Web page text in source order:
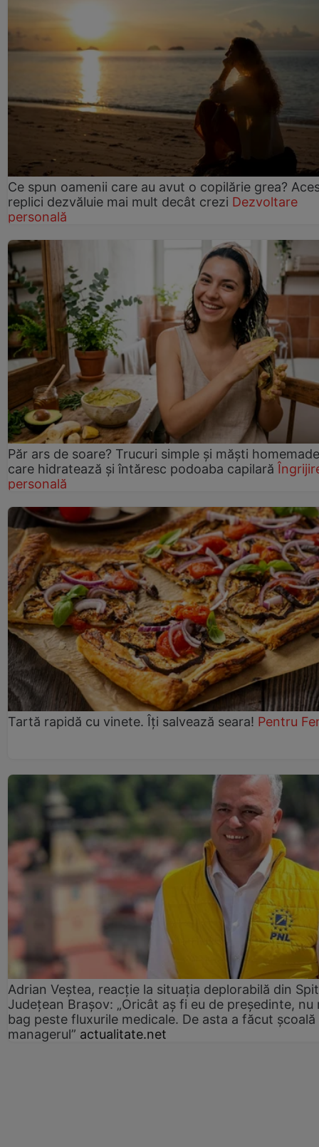
Ce spun oamenii care au avut o copilărie grea?
replici dezvăluie mai mult decât crezi Dezvoltare
personală
Păr ars de soare? Trucuri simple și măști homemade
care hidratează și întăresc podoaba capilară
personală
Tartă rapidă cu vinete. Îți salvează seara! Pentru
Adrian Veștea, reacție la situația deplorabilă din
Județean Brașov: „Oricât aș fi eu de președinte, nu
bag peste fluxurile medicale. De asta a făcut școală
managerul” actualitate.net